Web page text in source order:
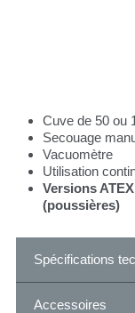
Cuve de 50 ou
Secouage
Vacuomètre
Utilisation
Versions ATEX
(poussières)
Spécifications
Accessoires